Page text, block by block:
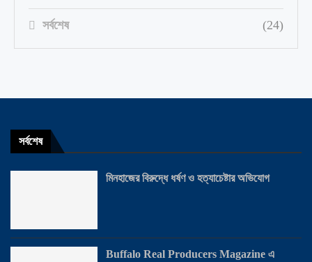
সর্বশেষ (24)
সর্বশেষ
মিনহাজের বিরুদ্ধে ধর্ষণ ও হত্যাচেষ্টার অভিযোগ
Buffalo Real Producers Magazine এ